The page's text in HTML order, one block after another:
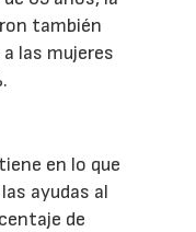
también
las mujeres
en lo que
ayudas al
de